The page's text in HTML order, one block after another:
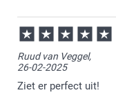
05-01-2026
15:04
Fijn dat het zo
Veel plezier
Ruud van Veggel,
26-02-2025
Ziet er perfect uit!